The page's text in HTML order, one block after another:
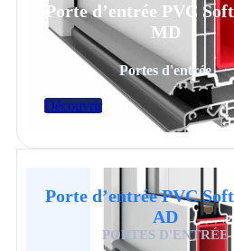
Porte d’entrée PVC
MD
Portes d'entrée
Découvrir
Porte d’entrée PVC
AD
PORTES D'ENTRÉE